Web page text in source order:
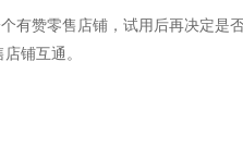
有赞零售店铺，试用后再决定是
铺互通。